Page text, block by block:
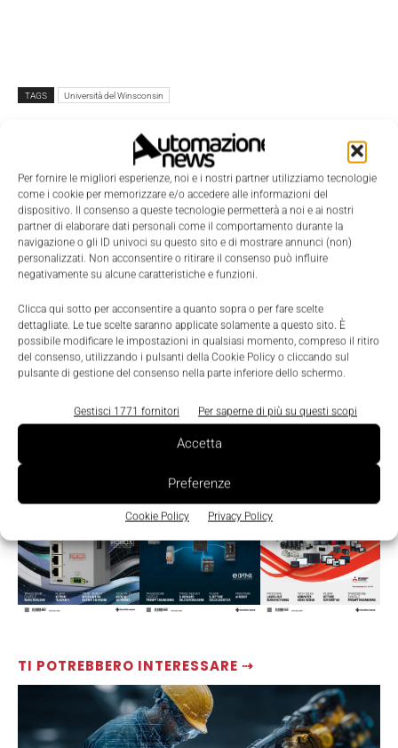
Per fornire le migliori esperienze, noi e i nostri partner utilizziamo tecnologie
come i cookie per memorizzare e/o accedere alle informazioni del
dispositivo. Il consenso a queste tecnologie permetterà a noi e ai nostri
partner di elaborare dati personali come il comportamento durante la
navigazione o gli ID univoci su questo sito e di mostrare annunci (non)
personalizzati. Non acconsentire o ritirare il consenso può influire
negativamente su alcune caratteristiche e funzioni.
Clicca qui sotto per acconsentire a quanto sopra o per fare scelte
dettagliate. Le tue scelte saranno applicate solamente a questo sito. È
possibile modificare le impostazioni in qualsiasi momento, compreso il ritiro
del consenso, utilizzando i pulsanti della Cookie Policy o cliccando sul
pulsante di gestione del consenso nella parte inferiore dello schermo.
Gestisci 1771 fornitori Per saperne di più su questi scopi
Accetta
Preferenze
Cookie Policy Privacy Policy
TI POTREBBERO INTERESSARE ⇢
TAGS Università del Winsconsin